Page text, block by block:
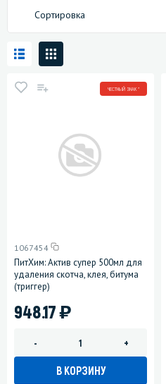
Сортировка
ЧЕСТНЫЙ ЗНАК *
1067454
ПитХим: Актив супер 500мл для
удаления скотча, клея, битума
(триггер)
948.17)
- +
В КОРЗИНУ